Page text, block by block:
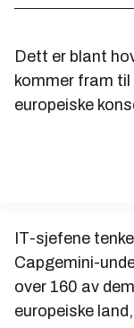
Dett er blant
kommer fram
europeiske
IT-sjefene
Capgemini-
over 160 av
europeiske